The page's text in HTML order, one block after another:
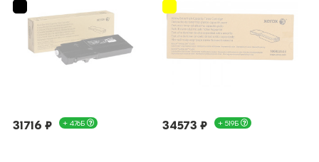
31716 ₽ + 476Б 34573 ₽ + 519Б